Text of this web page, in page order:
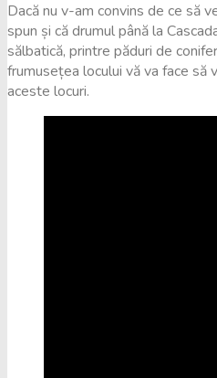
Dacă nu v-am convins de ce să
spun și că drumul până la
sălbatică, printre păduri de
frumusețea locului vă va face să
aceste locuri.